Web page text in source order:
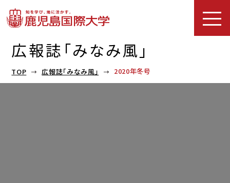
広報誌「みなみ風」
TOP 広報誌「みなみ風」 2020年冬号